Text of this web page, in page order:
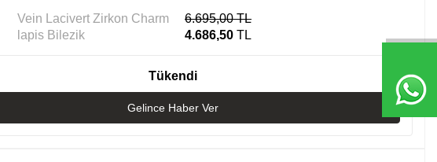
Vein Lacivert Zirkon Charm
lapis Bilezik
6.695,00TL
4.686,50TL
Tükendi
Gelince Haber Ver